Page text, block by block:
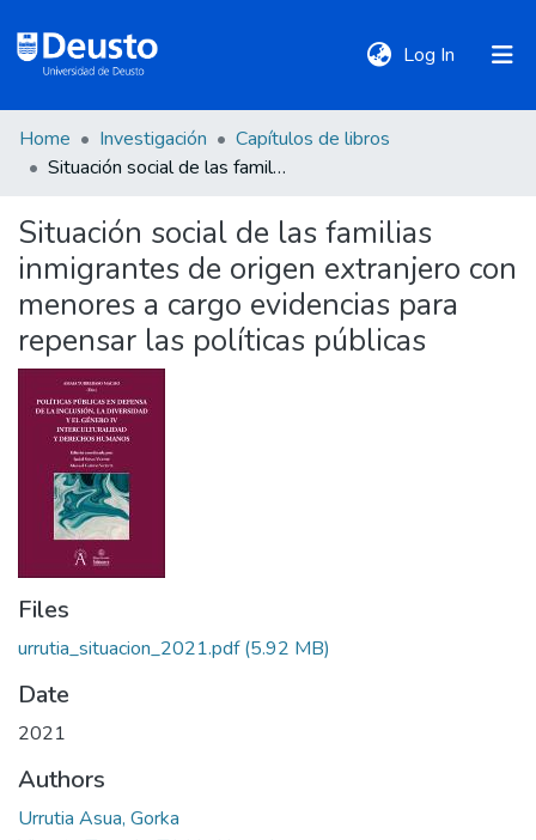
Log In (current)
DeustoTeka
Communities
&
Collections
All of DSpace
Statistics
Policies
Home Investigación
Capítulos de libros
Situación social de las familias inmigrantes de origen extranjero con menores a cargo evidencias para repensar las políticas públicas
Situación social de las familias
inmigrantes de origen extranjero con
menores a cargo evidencias para
repensar las políticas públicas
Files
urrutia_situacion_2021.pdf(5.92 MB)
Date
2021
Authors
Urrutia Asua, Gorka